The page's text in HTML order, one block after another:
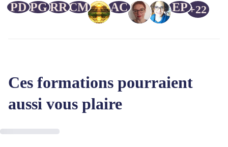
+22
EP
AC
CM
RR
PG
PD
Ces formations pourraient
aussi vous plaire